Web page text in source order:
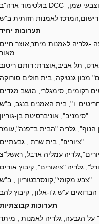
תערוכות יחיד
גלריה לאמנות מיתר,אוצר:חיים
מאור
תערוכות קבוצתיות